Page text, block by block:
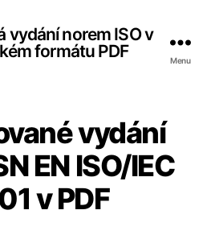
vydání norem ISO v
formátu PDF
Menu
vydání
EN ISO/IEC
v PDF